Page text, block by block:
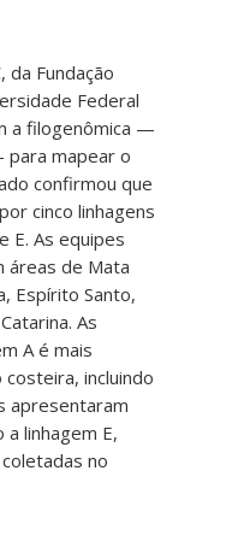
da Fundação
Federal
a filogenômica —
para mapear o
confirmou que
cinco linhagens
E. As equipes
áreas de Mata
Espírito Santo,
As
A é mais
incluindo
apresentaram
linhagem E,
no